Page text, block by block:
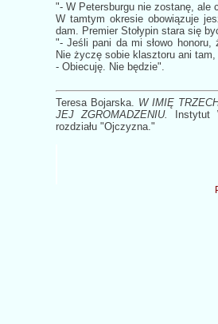
"- W Petersburgu nie zostanę, ale
W tamtym okresie obowiązuje
dam. Premier Stołypin stara się
"- Jeśli pani da mi słowo
Nie życzę sobie klasztoru ani
- Obiecuję. Nie będzie".
Teresa Bojarska. W IMIĘ
JEJ ZGROMADZENIU.
Instytut
rozdziału "Ojczyzna."